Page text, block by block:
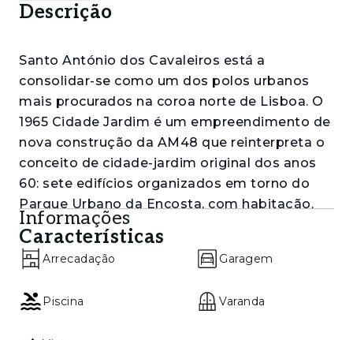
Descrição
Santo António dos Cavaleiros está a
consolidar-se como um dos polos urbanos
mais procurados na coroa norte de Lisboa. O
1965 Cidade Jardim é um empreendimento de
nova construção da AM48 que reinterpreta o
conceito de cidade-jardim original dos anos
60: sete edifícios organizados em torno do
Parque Urbano da Encosta, com habitação,
comércio, serviços e transportes integrados
num único bairro certificado. Quem procura
comprar apartamento em Santo António dos
escala de bairro e acessibilidade de
Informações
Características
Arrecadação Garagem
Piscina Varanda